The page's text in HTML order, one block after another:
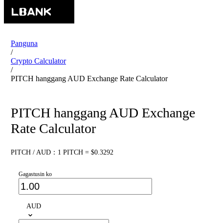
Panguna
/
Crypto Calculator
/
PITCH hanggang AUD Exchange Rate Calculator
PITCH hanggang AUD Exchange
Rate Calculator
PITCH / AUD：1 PITCH = $0.3292
Gagastusin ko
AUD